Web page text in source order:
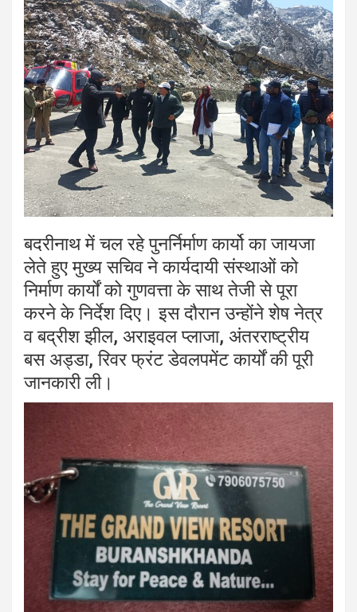
बदरीनाथ में चल रहे पुनर्निर्माण कार्यो का जायजा
लेते हुए मुख्य सचिव ने कार्यदायी संस्थाओं को
निर्माण कार्यों को गुणवत्ता के साथ तेजी से पूरा
करने के निर्देश दिए। इस दौरान उन्होंने शेष नेत्र
व बद्रीश झील, अराइवल प्लाजा, अंतरराष्ट्रीय
बस अड्डा, रिवर फ्रंट डेवलपमेंट कार्यों की पूरी
जानकारी ली।